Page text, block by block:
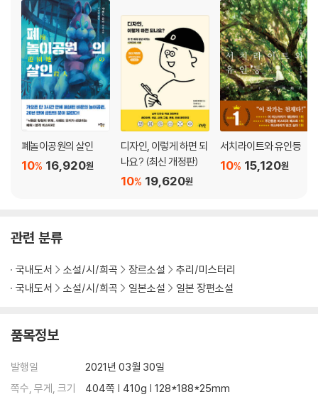
폐놀이공원의 살인
16,920원
10%
디자인, 이렇게 하면 되
나요? (최신 개정판)
19,620원
10%
서치라이트와 유인등
15,120원
10%
관련 분류
국내도서 소설/시/희곡 장르소설
추리/미스터리
국내도서
소설/시/희곡 일본소설 일본 장편소설
품목정보
발행일
2021년 03월 30일
쪽수, 무게, 크기
404쪽 | 410g | 128*188*25mm